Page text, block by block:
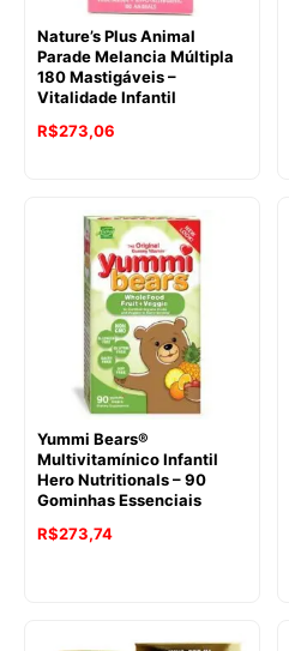
Nature’s Plus Animal
Parade Melancia Múltipla
180 Mastigáveis –
Vitalidade Infantil
R$273,06
Yummi Bears®
Multivitamínico Infantil
Hero Nutritionals – 90
Gominhas Essenciais
R$273,74